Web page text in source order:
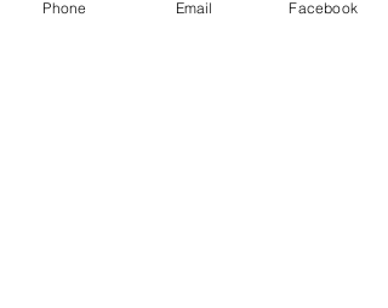
Phone Email Facebook